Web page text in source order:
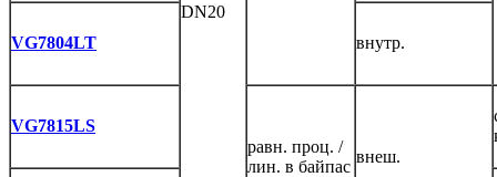
DN20
VG7804LT внутр.
VG7815LS
равн. проц. /
лин. в байпас
внеш.